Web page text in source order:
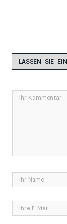
LASSEN SIE